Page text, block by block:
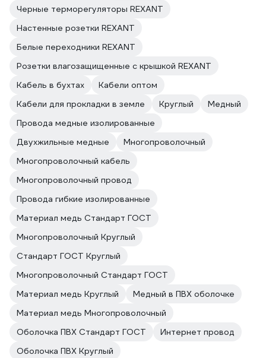
Черные терморегуляторы REXANT
Настенные розетки REXANT
Белые переходники REXANT
Розетки влагозащищенные с крышкой REXANT
Кабель в бухтах
Кабели оптом
Кабели для прокладки в земле
Круглый
Медный
Провода медные изолированные
Двухжильные медные
Многопроволочный
Многопроволочный кабель
Многопроволочный провод
Провода гибкие изолированные
Материал медь Стандарт ГОСТ
Многопроволочный Круглый
Стандарт ГОСТ Круглый
Многопроволочный Стандарт ГОСТ
Материал медь Круглый
Медный в ПВХ оболочке
Материал медь Многопроволочный
Оболочка ПВХ Стандарт ГОСТ
Интернет провод
Оболочка ПВХ Круглый